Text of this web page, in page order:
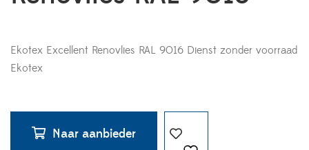
Ekotex Excellent Renovlies RAL 9016 Dienst zonder voorraad
Ekotex
Naar aanbieder